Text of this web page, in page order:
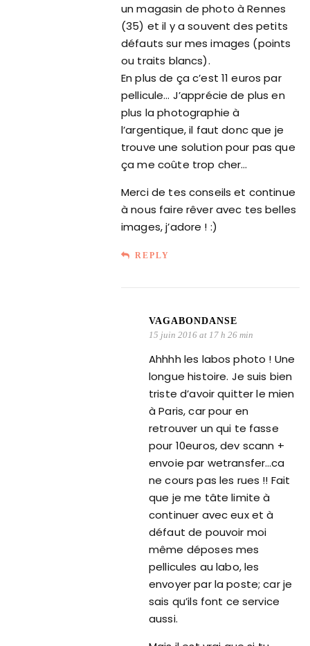
un magasin de photo à Rennes
(35) et il y a souvent des petits
défauts sur mes images (points
ou traits blancs).
En plus de ça c’est 11 euros par
pellicule… J’apprécie de plus en
plus la photographie à
l’argentique, il faut donc que je
trouve une solution pour pas que
ça me coûte trop cher…
Merci de tes conseils et continue
à nous faire rêver avec tes belles
images, j’adore ! :)
REPLY
VAGABONDANSE
15 juin 2016 at 17 h 26 min
Ahhhh les labos photo ! Une
longue histoire. Je suis bien
triste d’avoir quitter le mien
à Paris, car pour en
retrouver un qui te fasse
pour 10euros, dev scann +
envoie par wetransfer…ca
ne cours pas les rues !! Fait
que je me tâte limite à
continuer avec eux et à
défaut de pouvoir moi
même déposes mes
pellicules au labo, les
envoyer par la poste; car je
sais qu’ils font ce service
aussi.